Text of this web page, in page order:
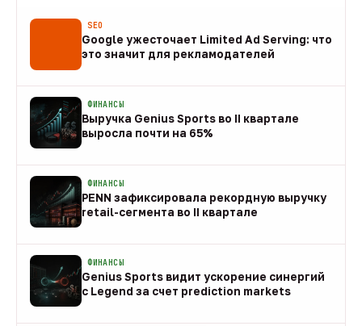
SEO
Google ужесточает Limited Ad Serving: что
это значит для рекламодателей
ФИНАНСЫ
Выручка Genius Sports во II квартале
выросла почти на 65%
ФИНАНСЫ
PENN зафиксировала рекордную выручку
retail-сегмента во II квартале
ФИНАНСЫ
Genius Sports видит ускорение синергий
с Legend за счет prediction markets